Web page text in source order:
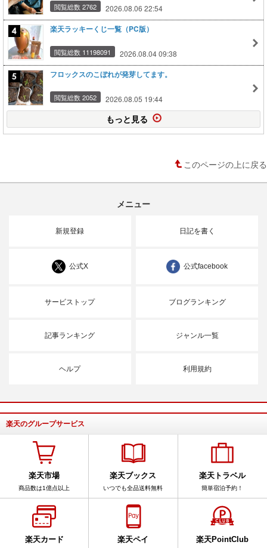
閲覧総数 2762 2026.08.06 22:54
楽天ラッキーくじ一覧（PC版）
閲覧総数 11198091 2026.08.04 09:38
フロックスのこぼれが発芽してます。
閲覧総数 2052 2026.08.05 19:44
もっと見る
このページの上に戻る
メニュー
新規登録 日記を書く
公式X 公式facebook
サービストップ ブログランキング
記事ランキング ジャンル一覧
ヘルプ 利用規約
楽天のグループサービス
楽天市場
商品数は1億点以上
楽天ブックス
いつでも全品送料無料
楽天トラベル
簡単宿泊予約！
楽天カード 楽天ペイ 楽天PointClub